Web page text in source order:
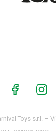
Toys s.r.l. –